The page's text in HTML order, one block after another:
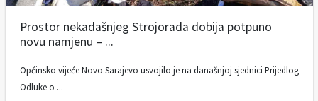
Prostor nekadašnjeg Strojorada dobija potpuno
novu namjenu – ...
Općinsko vijeće Novo Sarajevo usvojilo je na današnjoj sjednici Prijedlog
Odluke o ...